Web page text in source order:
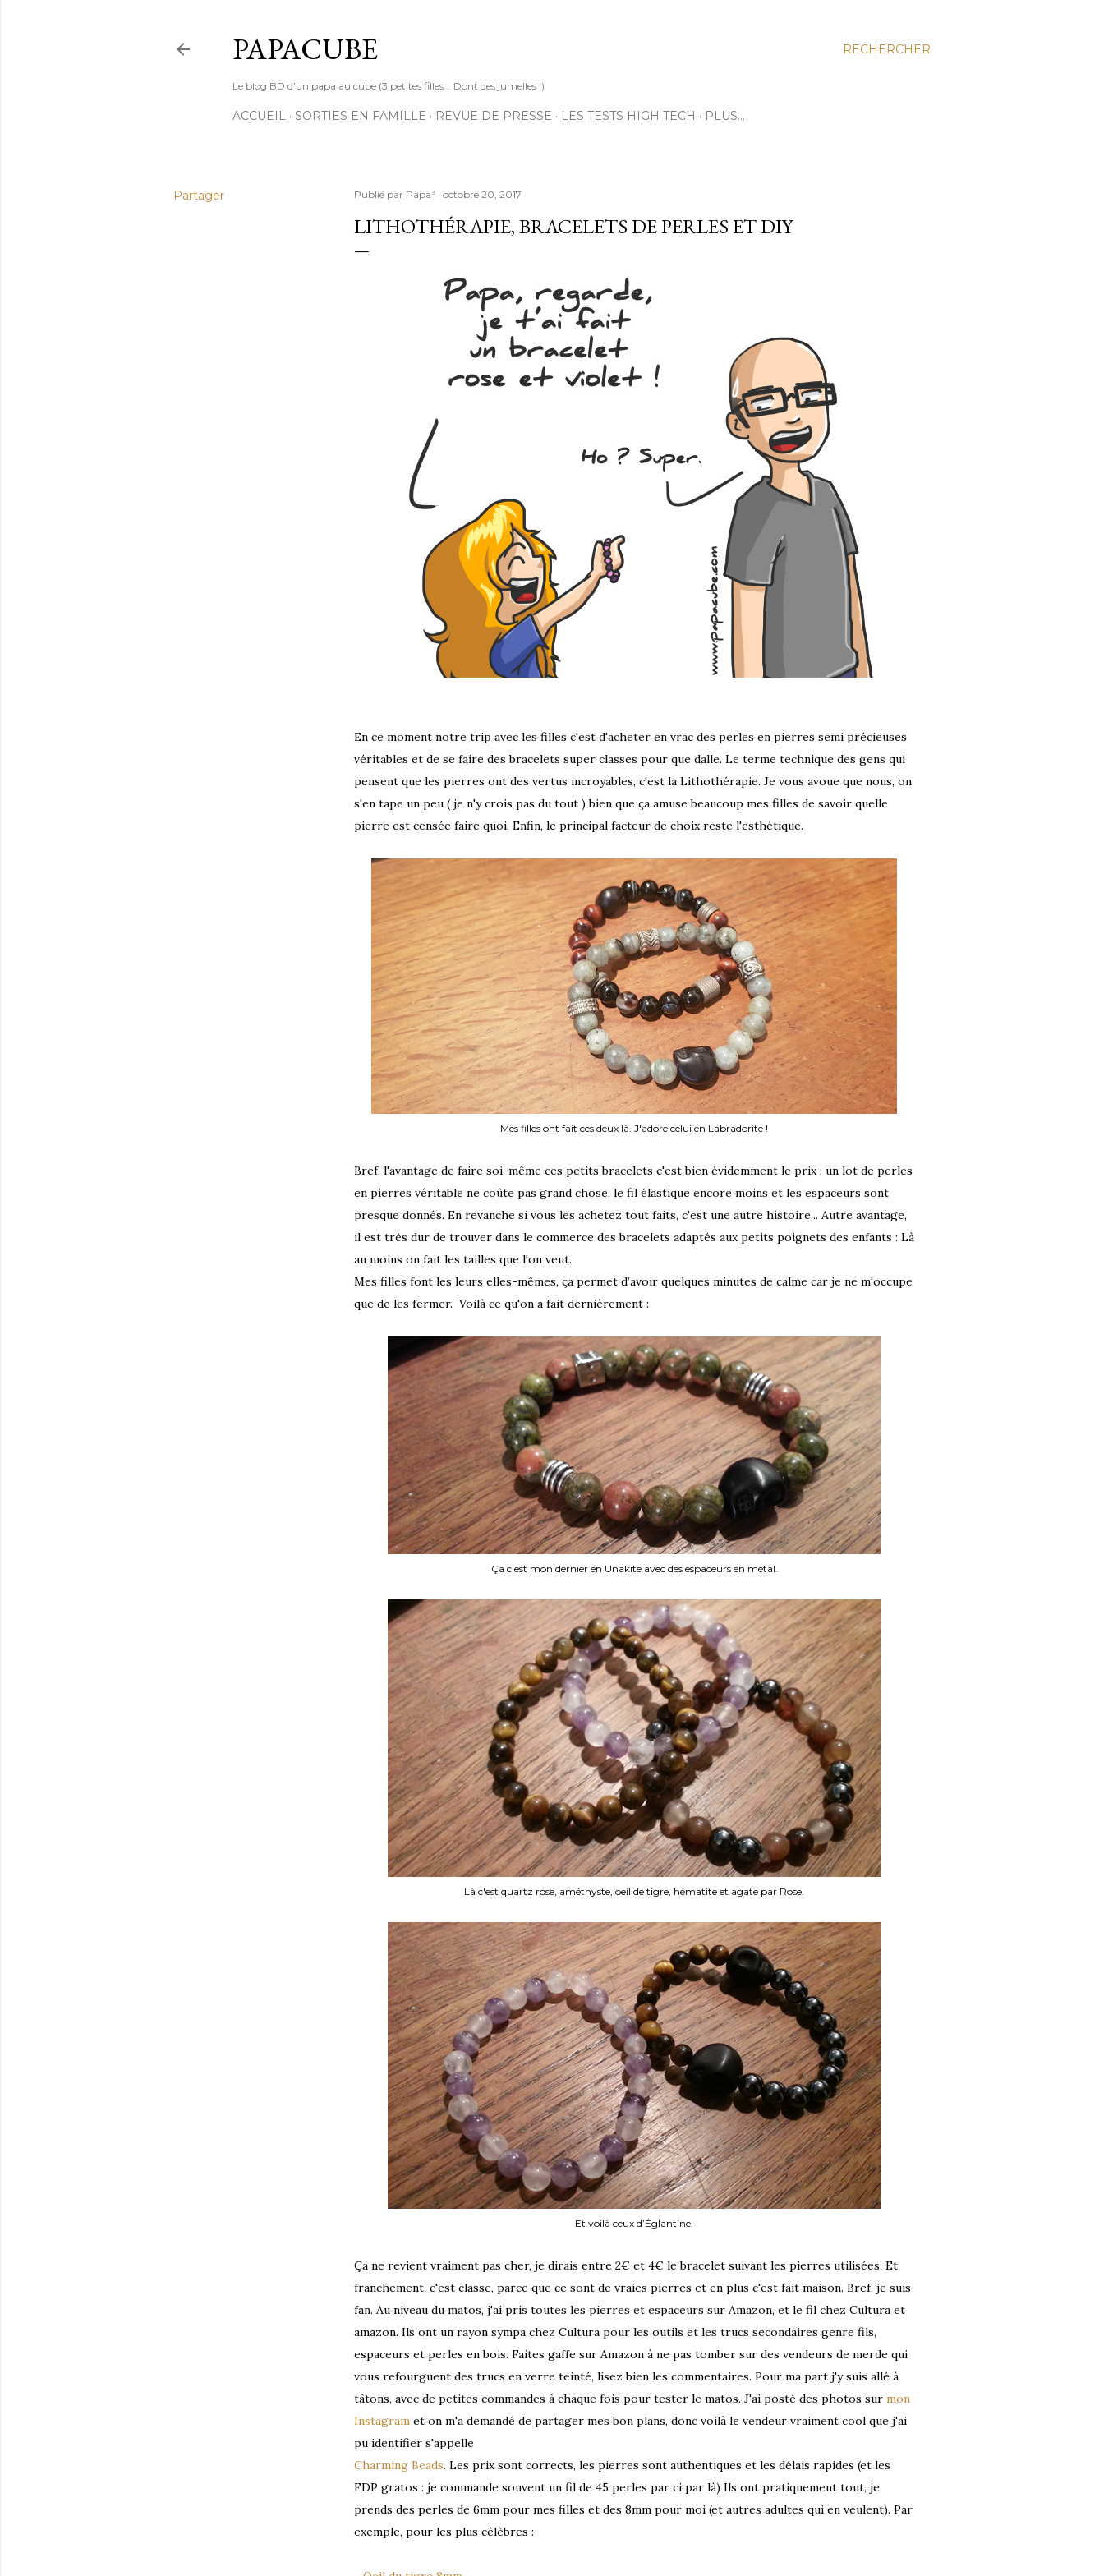
RECHERCHER
PAPACUBE
Le blog BD d'un papa au cube (3 petites filles... Dont des jumelles !)
ACCUEIL SORTIES EN FAMILLE REVUE DE PRESSE LES TESTS HIGH TECH PLUS…
Partager Publié par Papa³ octobre 20, 2017
LITHOTHÉRAPIE, BRACELETS DE PERLES ET DIY
En ce moment notre trip avec les filles c'est d'acheter en vrac des perles en pierres semi précieuses
véritables et de se faire des bracelets super classes pour que dalle. Le terme technique des gens qui
pensent que les pierres ont des vertus incroyables, c'est la Lithothérapie. Je vous avoue que nous, on
s'en tape un peu ( je n'y crois pas du tout ) bien que ça amuse beaucoup mes filles de savoir quelle
pierre est censée faire quoi. Enfin, le principal facteur de choix reste l'esthétique.
Mes filles ont fait ces deux là. J'adore celui en Labradorite !
Bref, l'avantage de faire soi-même ces petits bracelets c'est bien évidemment le prix : un lot de perles
en pierres véritable ne coûte pas grand chose, le fil élastique encore moins et les espaceurs sont
presque donnés. En revanche si vous les achetez tout faits, c'est une autre histoire... Autre avantage,
il est très dur de trouver dans le commerce des bracelets adaptés aux petits poignets des enfants : Là
au moins on fait les tailles que l'on veut.
Mes filles font les leurs elles-mêmes, ça permet d’avoir quelques minutes de calme car je ne m'occupe
que de les fermer. Voilà ce qu'on a fait dernièrement :
Ça c'est mon dernier en Unakite avec des espaceurs en métal.
Là c'est quartz rose, améthyste, oeil de tigre, hématite et agate par Rose.
Et voilà ceux d’Églantine.
Ça ne revient vraiment pas cher, je dirais entre 2€ et 4€ le bracelet suivant les pierres utilisées. Et
franchement, c'est classe, parce que ce sont de vraies pierres et en plus c'est fait maison. Bref, je suis
fan. Au niveau du matos, j'ai pris toutes les pierres et espaceurs sur Amazon, et le fil chez Cultura et
amazon. Ils ont un rayon sympa chez Cultura pour les outils et les trucs secondaires genre fils,
espaceurs et perles en bois. Faites gaffe sur Amazon à ne pas tomber sur des vendeurs de merde qui
vous refourguent des trucs en verre teinté, lisez bien les commentaires. Pour ma part j'y suis allé à
tâtons, avec de petites commandes à chaque fois pour tester le matos. J'ai posté des photos sur mon
Instagram et on m'a demandé de partager mes bon plans, donc voilà le vendeur vraiment cool que j'ai
pu identifier s'appelle
Charming Beads. Les prix sont corrects, les pierres sont authentiques et les délais rapides (et les
FDP gratos : je commande souvent un fil de 45 perles par ci par là) Ils ont pratiquement tout, je
prends des perles de 6mm pour mes filles et des 8mm pour moi (et autres adultes qui en veulent). Par
exemple, pour les plus célèbres :